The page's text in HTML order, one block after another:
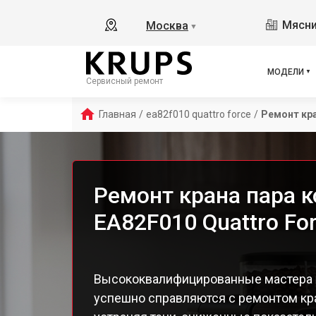
Москва ▼
Сервисный ремонт
МОДЕЛИ
Главная / ea82f010 quattro force / Ремонт
Ремонт крана пара
EA82F010 Quattro
Высококвалифицированные мастера
успешно справляются с ремонтом